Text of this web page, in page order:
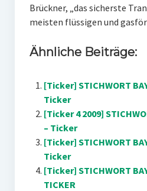
Brückner, „das sicherste
meisten flüssigen und
Ähnliche Beiträge:
[Ticker] STICHWORT
Ticker
[Ticker 4 2009]
– Ticker
[Ticker] STICHWORT
Ticker
[Ticker] STICHWORT
TICKER